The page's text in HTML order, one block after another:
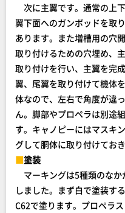
次に主翼です。通常の上
翼下面へのガンポッドを取
あります。また増槽用の穴
取り付けるための穴埋め、
取り付けを行い、主翼を完
翼、尾翼を取り付けて機体
体なので、左右で角度が違
ん。脚部やプロペラは別途
す。キャノピーにはマスキ
グして胴体に取り付けておき
■塗装
マーキングは5種類のなか
しました。まず白で塗装す
C62で塗ります。プロペラ